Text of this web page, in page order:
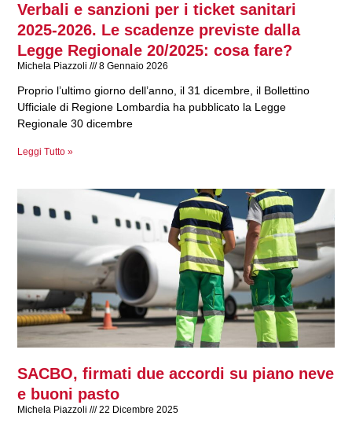
Verbali e sanzioni per i ticket sanitari
2025-2026. Le scadenze previste dalla
Legge Regionale 20/2025: cosa fare?
Michela Piazzoli 8 Gennaio 2026
Proprio l’ultimo giorno dell’anno, il 31 dicembre, il Bollettino
Ufficiale di Regione Lombardia ha pubblicato la Legge
Regionale 30 dicembre
Leggi Tutto »
SACBO, firmati due accordi su piano neve
e buoni pasto
Michela Piazzoli 22 Dicembre 2025